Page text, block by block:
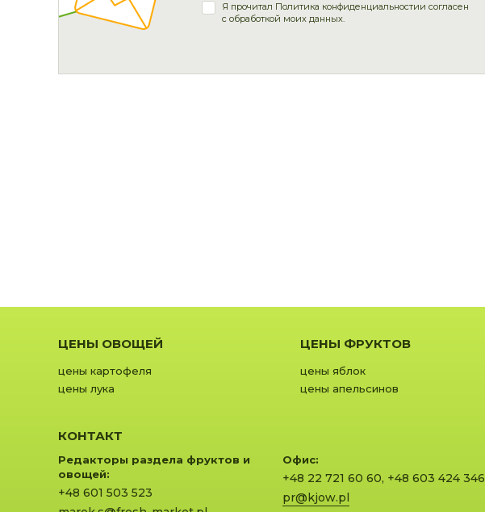
Я прочитал Политика конфиденциальностии согласен
с обработкой моих данных.
ЦЕНЫ ОВОЩЕЙ
цены картофеля
цены лука
ЦЕНЫ ФРУКТОВ
цены яблок
цены апельсинов
КОНТАКТ
Редакторы раздела фруктов и
овощей:
+48 601 503 523
Офис:
+48 22 721 60 60, +48 603 424 346
pr@kjow.pl